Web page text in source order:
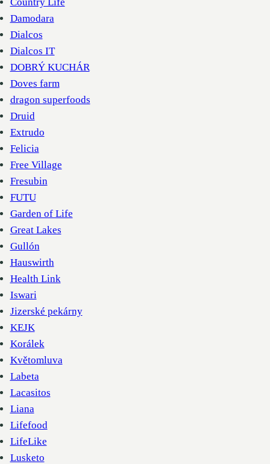
Damodara
Dialcos
Dialcos IT
DOBRÝ KUCHÁR
Doves farm
dragon superfoods
Druid
Extrudo
Felicia
Free Village
Fresubin
FUTU
Garden of Life
Great Lakes
Gullón
Hauswirth
Health Link
Iswari
Jizerské pekárny
KEJK
Korálek
Květomluva
Labeta
Lacasitos
Liana
Lifefood
LifeLike
Lusketo